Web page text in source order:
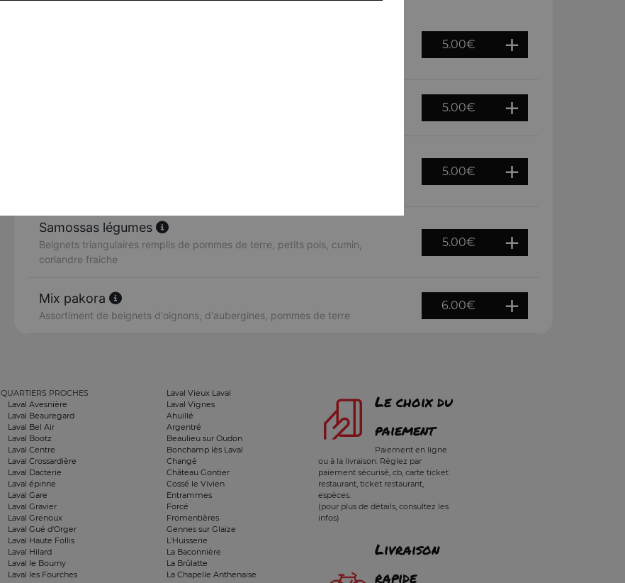
5.00€
5.00€
5.00€
Samossas légumes
Beignets triangulaires remplis de pommes de terre, petits pois, cumin,
coriandre fraiche
5.00€
Mix pakora
Assortiment de beignets d'oignons, d'aubergines, pommes de terre
6.00€
QUARTIERS PROCHES
Laval Avesnière
Laval Beauregard
Laval Bel Air
Laval Bootz
Laval Centre
Laval Crossardière
Laval Dacterie
Laval épinne
Laval Gare
Laval Gravier
Laval Grenoux
Laval Gué d'Orger
Laval Haute Follis
Laval Hilard
Laval le Bourny
Laval les Fourches
Laval Vieux Laval
Laval Vignes
Ahuillé
Argentré
Beaulieu sur Oudon
Bonchamp lès Laval
Changé
Château Gontier
Cossé le Vivien
Entrammes
Forcé
Fromentières
Gennes sur Glaize
L'Huisserie
La Baconnière
La Brûlatte
La Chapelle Anthenaise
Le choix du
paiement
Paiement en ligne
ou à la livraison. Réglez par
paiement sécurisé, cb, carte ticket
restaurant, ticket restaurant,
espèces.
(pour plus de détails, consultez les
infos)
Livraison
rapide